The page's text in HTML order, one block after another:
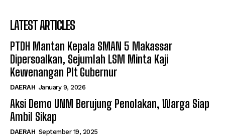
LATEST ARTICLES
PTDH Mantan Kepala SMAN 5 Makassar
Dipersoalkan, Sejumlah LSM Minta Kaji
Kewenangan Plt Gubernur
DAERAH January 9, 2026
Aksi Demo UNM Berujung Penolakan, Warga Siap
Ambil Sikap
DAERAH September 19, 2025